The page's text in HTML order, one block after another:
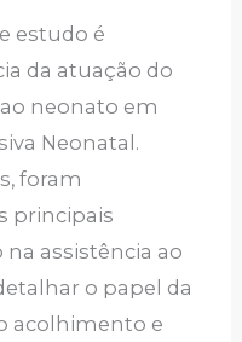
estudo é
da atuação do
neonato em
Neonatal.
foram
principais
assistência ao
o papel da
acolhimento e